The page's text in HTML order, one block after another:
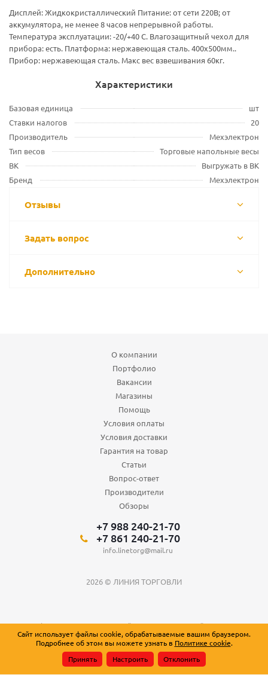
Дисплей: Жидкокристаллический Питание: от сети 220В; от
аккумулятора, не менее 8 часов непрерывной работы.
Температура эксплуатации: -20/+40 С. Влагозащитный чехол для
прибора: есть. Платформа: нержавеющая сталь. 400х500мм..
Прибор: нержавеющая сталь. Макс вес взвешивания 60кг.
Характеристики
Базовая единица
шт
Ставки налогов
20
Производитель
Мехэлектрон
Тип весов
Торговые напольные весы
ВК
Выгружать в ВК
Бренд
Мехэлектрон
Отзывы
Задать вопрос
Дополнительно
О компании
Портфолио
Вакансии
Магазины
Помощь
Условия оплаты
Условия доставки
Гарантия на товар
Статьи
Вопрос-ответ
Производители
Обзоры
+7 988 240-21-70
+7 861 240-21-70
info.linetorg@mail.ru
2026 © ЛИНИЯ ТОРГОВЛИ
Вся информация о товарах на сайте носит справочный характер и не
является публичной офертой, определяемой положениями Статьи 437
Гражданского кодекса Российской Федерации.
Сайт использует файлы cookie, обрабатываемые вашим браузером.
Подробнее об этом вы можете узнать в Политике cookie.
Принять
Настроить Отклонить